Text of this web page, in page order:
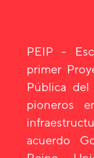
PEIP -
primer
Pública del
pioneros
acuerdo